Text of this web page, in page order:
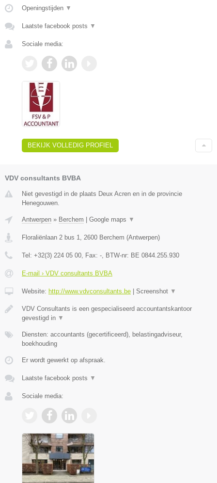
Openingstijden ▼
Laatste facebook posts ▼
Sociale media:
BEKIJK VOLLEDIG PROFIEL
VDV consultants BVBA
Niet gevestigd in de plaats Deux Acren en in de provincie
Henegouwen.
Antwerpen » Berchem | Google maps ▼
Floraliënlaan 2 bus 1 2600 Berchem (Antwerpen)
Tel: +32(3) 224 05 00 , Fax: - , BTW-nr: BE 0844.255.930
E-mail › VDV consultants BVBA
Website: http://www.vdvconsultants.be | Screenshot ▼
VDV Consultants is een gespecialiseerd accountantskantoor
gevestigd in ▼
Diensten: accountants (gecertificeerd), belastingadviseur,
boekhouding
Er wordt gewerkt op afspraak.
Laatste facebook posts ▼
Sociale media: